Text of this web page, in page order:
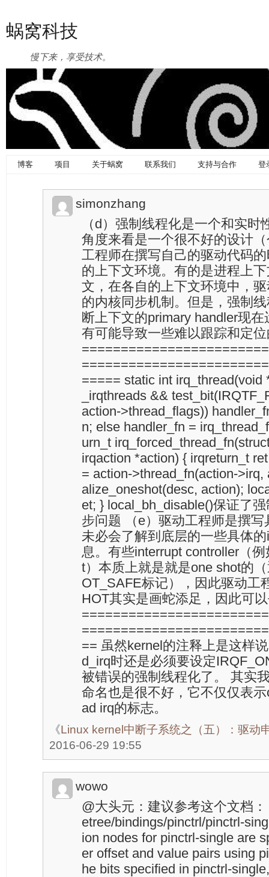
蜗窝科技
慢下来，享受技术。
博客 项目 关于蜗窝 联系我们 支持与合作 登
simonzhang
（d）强制线程化是一个和实
角度来看是一个很不好的设计
工程师在撰写自己的驱动代码
的上下文环境。有的是进程上
文，在各自的上下文环境中，
的内核同步机制。但是，强制
断上下文的primary handler现
有可能导致一些难以跟踪和定
===== static int irq_thread(void
_irqthreads &&
action->thread_flags))
n; else handler_fn =
urn_t
irqaction *action) { irqreturn_t
= action->thread_fn(action-
alize_oneshot(desc, action);
et; } local_bh_disable()保证了
步问题 （e）驱动工程师是撰
未必会了解到底层的一些具体
息。有些interrupt controller（
t）本质上就是就是one shot的
OT_SAFE标记），因此驱动工
HOT其实是画蛇添足，因此可
== 虽然kernel的注释上是这样
d_irq时还是必须要设定
被错误的强制线程化了。 其实
命名也是很不好，它不仅仅表
ad irq的标志。
《Linux kernel中断子系统之（五）：驱动
2016-06-29 19:55
wowo
@大头元：建议参考这个文档
etree/bindings/pinctrl/pinctrl-
ion nodes for pinctrl-single are
er offset and value pairs using
he bits specified in pinctrl-